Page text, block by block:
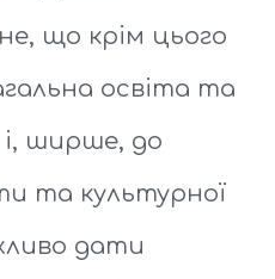
що крім цього
освіта та
ширше, до
та культурної
дати